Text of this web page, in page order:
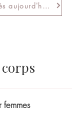
Prenez rendez-vous dès aujourd'hui !